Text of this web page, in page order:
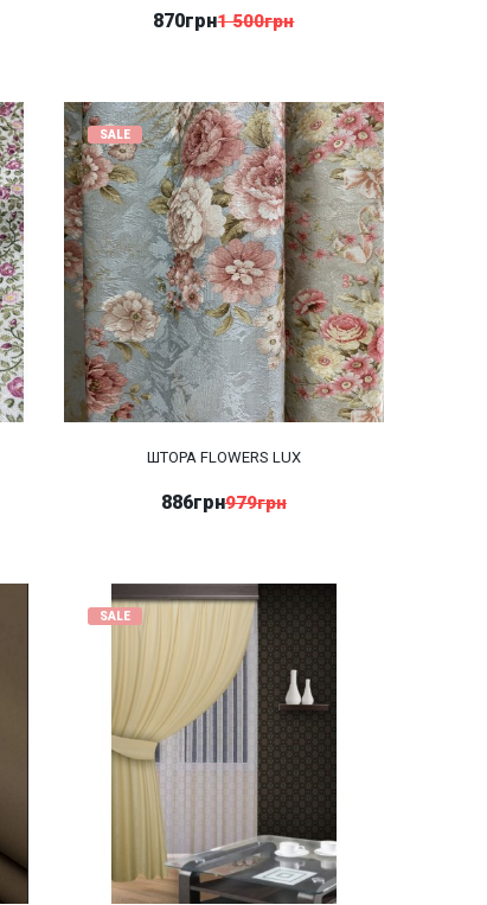
870грн1 500грн
SALE
ШТОРА FLOWERS LUX
886грн979грн
SALE